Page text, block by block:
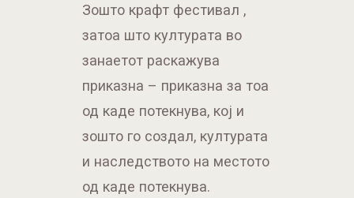
Зошто крафт фестивал ,
затоа што културата во
занаетот раскажува
приказна – приказна за тоа
од каде потекнува, кој и
зошто го создал, културата
и наследството на местото
од каде потекнува.